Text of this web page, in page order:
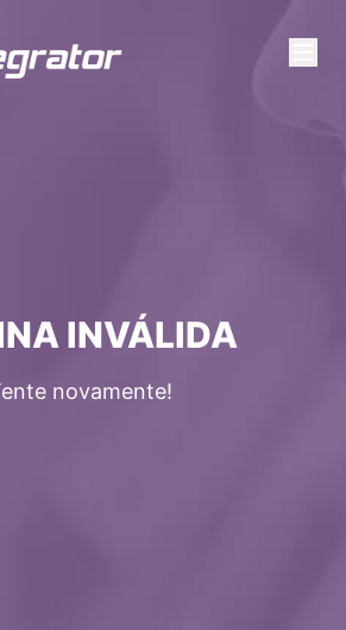
INVÁLIDA
novamente!